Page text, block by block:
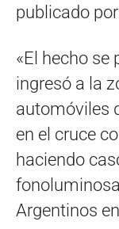
publicado
«El hecho se
ingresó a la
automóviles
en el cruce
haciendo
Argentinos